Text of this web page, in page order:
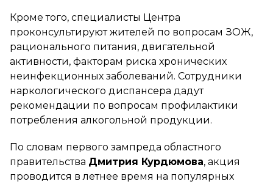
Кроме того, специалисты Центра
проконсультируют жителей по вопросам ЗОЖ,
рационального питания, двигательной
активности, факторам риска хронических
неинфекционных заболеваний. Сотрудники
наркологического диспансера дадут
рекомендации по вопросам профилактики
потребления алкогольной продукции.
По словам первого зампреда областного
правительства Дмитрия Курдюмова, акция
проводится в летнее время на популярных